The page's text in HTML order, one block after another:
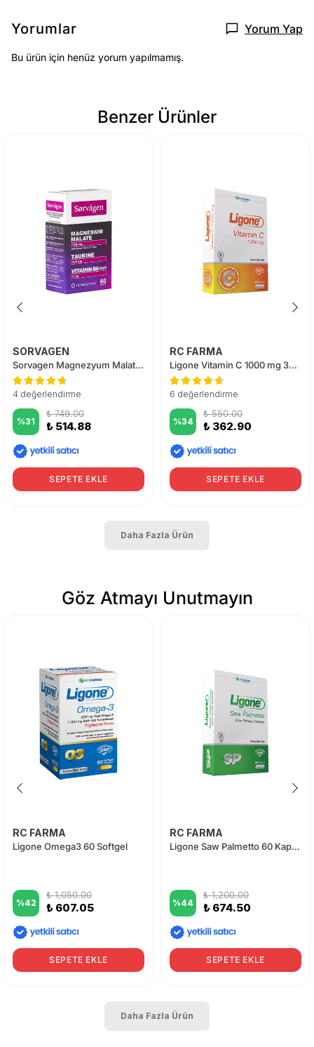
Yorumlar Yorum Yap
Bu ürün için henüz yorum yapılmamış.
Benzer Ürünler
SORVAGEN
Sorvagen Magnezyum Malat 60 Tablet
4 değerlendirme
%31
₺ 749.00
₺ 514.88
SEPETE EKLE
RC FARMA
Ligone Vitamin C 1000 mg 30 Kapsül
6 değerlendirme
%34
₺ 550.00
₺ 362.90
SEPETE EKLE
Daha Fazla Ürün
Göz Atmayı Unutmayın
RC FARMA
Ligone Omega3 60 Softgel
%42
₺ 1,050.00
₺ 607.05
SEPETE EKLE
RC FARMA
Ligone Saw Palmetto 60 Kapsül
%44
₺ 1,200.00
₺ 674.50
SEPETE EKLE
Daha Fazla Ürün